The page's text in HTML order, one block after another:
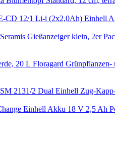
Einhell
Seramis Gießanzeiger klein, 2er
Floragard Grünpflanzen-
Einhell Zug-
Einhell Akku 18 V 2,5 Ah